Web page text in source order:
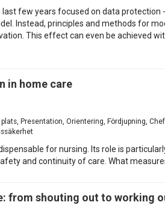
last few years focused on data
Instead, principles and methods for
This effect can even be achieved
in home care
Presentation, Orientering, Fördjupning,
for nursing. Its role is
and continuity of care. What
from shouting out to working